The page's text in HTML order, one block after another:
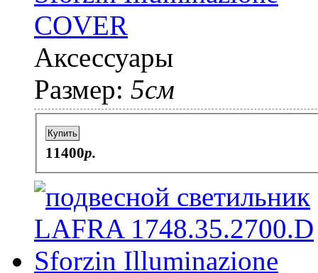
COVER
Аксессуары
Размер: 5см
Купить
11400p.